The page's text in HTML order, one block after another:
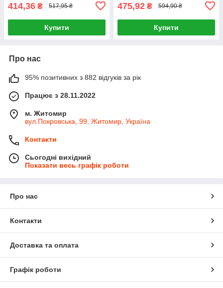
414,36 ₴ 517,95 ₴
Купити
475,92 ₴ 594,90 ₴
Купити
Про нас
95% позитивних з 882 відгуків за рік
Працює з 28.11.2022
м. Житомир
вул.Покровська, 99, Житомир, Україна
Контакти
Сьогодні вихідний
Показати весь графік роботи
Про нас
Контакти
Доставка та оплата
Графік роботи